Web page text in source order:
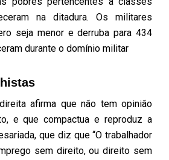
na ditadura. Os militares
seja menor e derruba para 434
durante o domínio militar
afirma que não tem opinião
e que compactua e reproduz a
que diz que “O trabalhador
sem direito, ou direito sem